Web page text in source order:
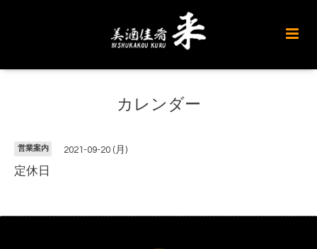
カレンダー
営業案内 2021-09-20 (月)
定休日